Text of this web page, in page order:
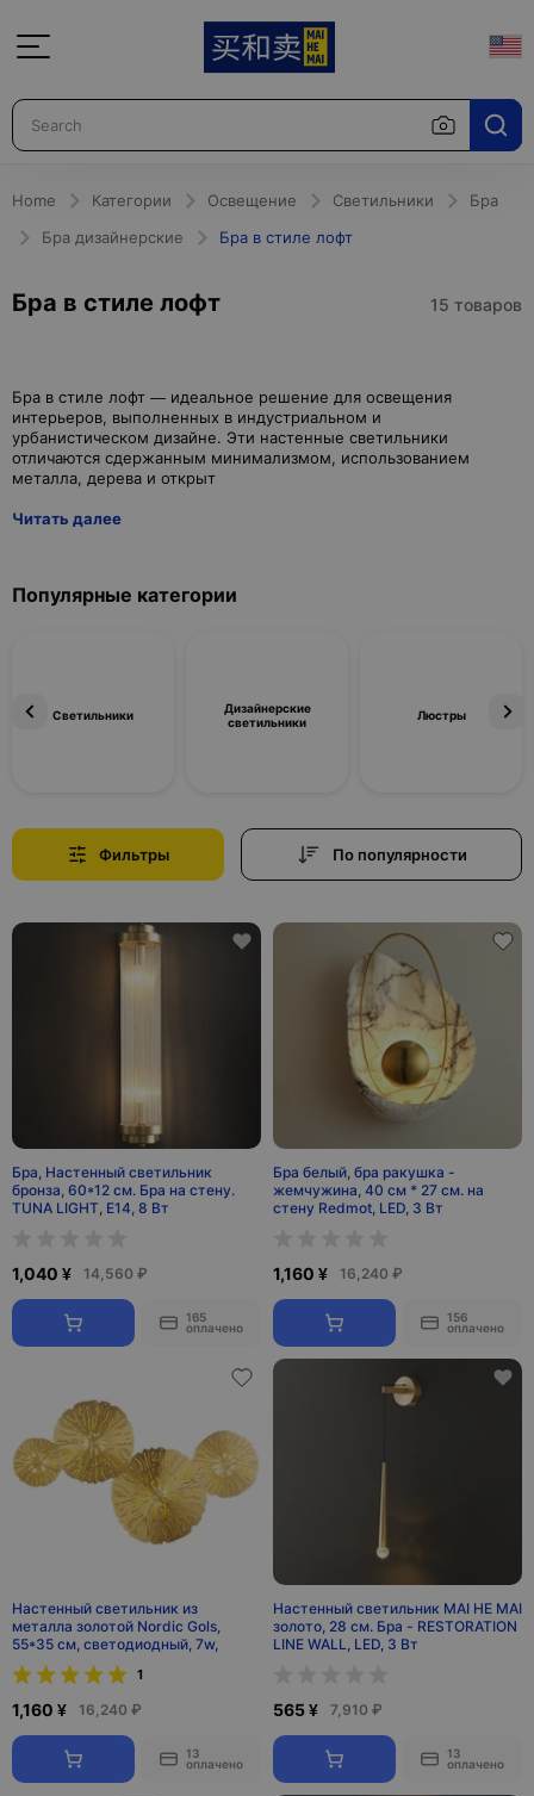
Home Категории Освещение Светильники
Бра
Бра дизайнерские
Бра в стиле лофт
Бра в стиле лофт 15 товаров
Бра в стиле лофт — идеальное решение для освещения
интерьеров, выполненных в индустриальном и
урбанистическом дизайне. Эти настенные светильники
отличаются сдержанным минимализмом, использованием
Читать далее
Популярные категории
Светильники
Дизайнерские
светильники
Люстры
Фильтры По популярности
Бра, Настенный светильник
бронза, 60*12 см. Бра на стену.
TUNA LIGHT, E14, 8 Вт
1,040 ¥ 14,560 ₽
165
оплачено
Бра белый, бра ракушка -
жемчужина, 40 см * 27 см. на
стену Redmot, LED, 3 Вт
1,160 ¥ 16,240 ₽
156
оплачено
Настенный светильник из
металла золотой Nordic Gols,
55*35 см, светодиодный, 7w,
1
1,160 ¥ 16,240 ₽
13
оплачено
Настенный светильник MAI HE MAI
золото, 28 см. Бра - RESTORATION
LINE WALL, LED, 3 Вт
565 ¥ 7,910 ₽
13
оплачено